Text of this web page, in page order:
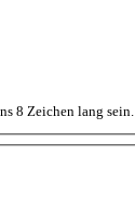
8 Zeichen lang sein.